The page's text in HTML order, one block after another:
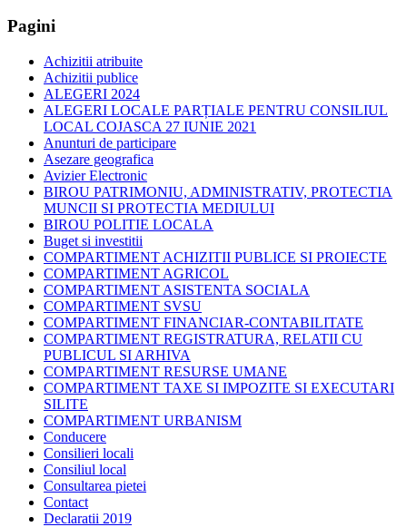
Pagini
Achizitii atribuite
Achizitii publice
ALEGERI 2024
ALEGERI LOCALE PARȚIALE PENTRU CONSILIUL
LOCAL COJASCA 27 IUNIE 2021
Anunturi de participare
Asezare geografica
Avizier Electronic
BIROU PATRIMONIU, ADMINISTRATIV, PROTECTIA
MUNCII SI PROTECTIA MEDIULUI
BIROU POLITIE LOCALA
Buget si investitii
COMPARTIMENT ACHIZITII PUBLICE SI PROIECTE
COMPARTIMENT AGRICOL
COMPARTIMENT ASISTENTA SOCIALA
COMPARTIMENT SVSU
COMPARTIMENT FINANCIAR-CONTABILITATE
COMPARTIMENT REGISTRATURA, RELATII CU
PUBLICUL SI ARHIVA
COMPARTIMENT RESURSE UMANE
COMPARTIMENT TAXE SI IMPOZITE SI EXECUTARI
SILITE
COMPARTIMENT URBANISM
Conducere
Consilieri locali
Consiliul local
Consultarea pietei
Contact
Declaratii 2019